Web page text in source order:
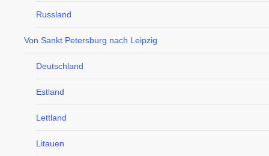
Russland
Von Sankt Petersburg nach Leipzig
Deutschland
Estland
Lettland
Litauen